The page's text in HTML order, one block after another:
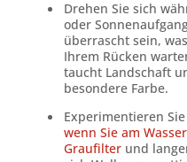
Drehen Sie sich
oder
überrascht sein,
Ihrem Rücken
taucht Landschaft
besondere Farbe.
Experimentieren
wenn Sie am
Graufilter und